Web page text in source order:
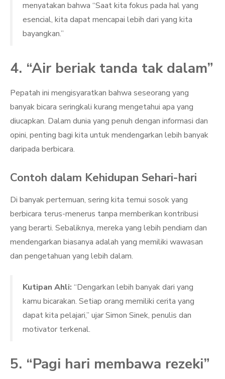
menyatakan bahwa “Saat kita fokus pada hal yang
esencial, kita dapat mencapai lebih dari yang kita
bayangkan.”
4. “Air beriak tanda tak dalam”
Pepatah ini mengisyaratkan bahwa seseorang yang
banyak bicara seringkali kurang mengetahui apa yang
diucapkan. Dalam dunia yang penuh dengan informasi dan
opini, penting bagi kita untuk mendengarkan lebih banyak
daripada berbicara.
Contoh dalam Kehidupan Sehari-hari
Di banyak pertemuan, sering kita temui sosok yang
berbicara terus-menerus tanpa memberikan kontribusi
yang berarti. Sebaliknya, mereka yang lebih pendiam dan
mendengarkan biasanya adalah yang memiliki wawasan
dan pengetahuan yang lebih dalam.
Kutipan Ahli: “Dengarkan lebih banyak dari yang
kamu bicarakan. Setiap orang memiliki cerita yang
dapat kita pelajari,” ujar Simon Sinek, penulis dan
motivator terkenal.
5. “Pagi hari membawa rezeki”